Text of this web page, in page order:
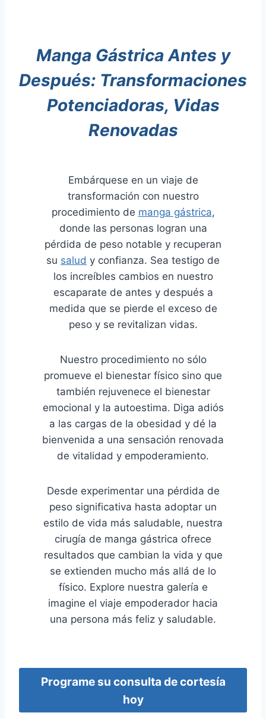
Manga Gástrica Antes y
Después: Transformaciones
Potenciadoras, Vidas
Renovadas
Embárquese en un viaje de
transformación con nuestro
procedimiento de manga gástrica,
donde las personas logran una
pérdida de peso notable y recuperan
su salud y confianza. Sea testigo de
los increíbles cambios en nuestro
escaparate de antes y después a
medida que se pierde el exceso de
peso y se revitalizan vidas.
Nuestro procedimiento no sólo
promueve el bienestar físico sino que
también rejuvenece el bienestar
emocional y la autoestima. Diga adiós
a las cargas de la obesidad y dé la
bienvenida a una sensación renovada
de vitalidad y empoderamiento.
Desde experimentar una pérdida de
peso significativa hasta adoptar un
estilo de vida más saludable, nuestra
cirugía de manga gástrica ofrece
resultados que cambian la vida y que
se extienden mucho más allá de lo
físico. Explore nuestra galería e
imagine el viaje empoderador hacia
una persona más feliz y saludable.
Programe su consulta de cortesía
hoy